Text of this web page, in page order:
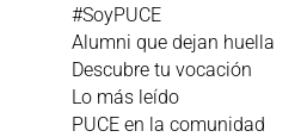
#SoyPUCE
Alumni que dejan huella
Descubre tu vocación
Lo más leído
PUCE en la comunidad